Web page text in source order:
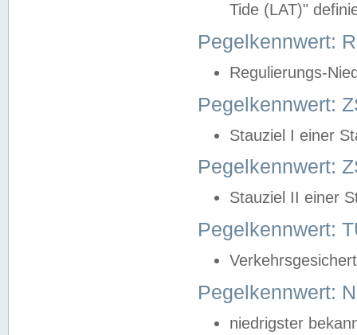
Tide (LAT)"
Pegelkennwert:
Regulierungs-
Pegelkennwert:
Stauziel I einer
Pegelkennwert:
Stauziel II einer
Pegelkennwert:
Pegelkennwert:
niedrigster